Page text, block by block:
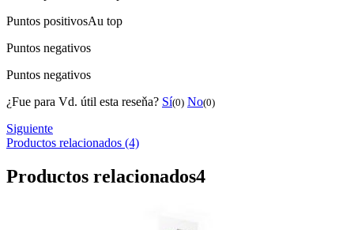
Puntos positivosAu top
Puntos negativos
Puntos negativos
¿Fue para Vd. útil esta reseňa? Sí(0) No(0)
Siguiente
Productos relacionados (4)
Productos relacionados4